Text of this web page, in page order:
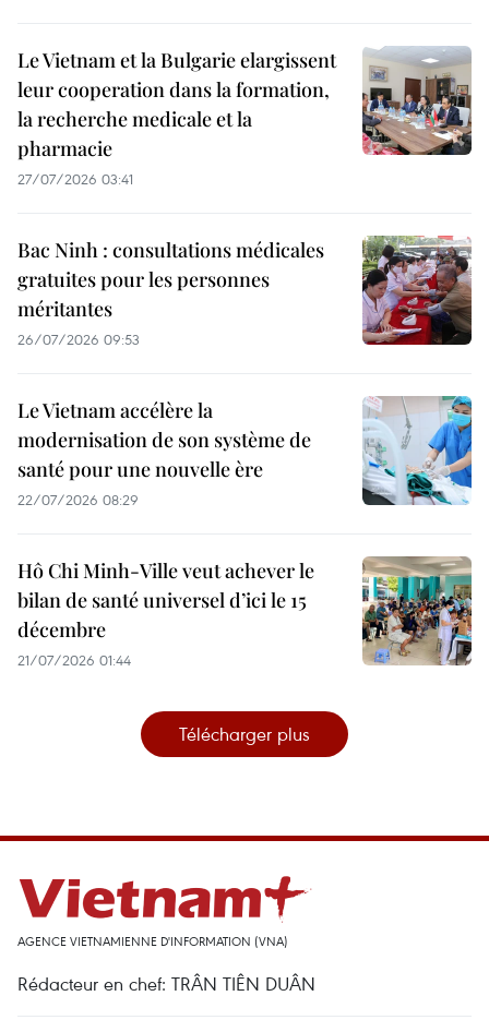
Le Vietnam et la Bulgarie elargissent
leur cooperation dans la formation,
la recherche medicale et la
pharmacie
27/07/2026 03:41
Bac Ninh : consultations médicales
gratuites pour les personnes
méritantes
26/07/2026 09:53
Le Vietnam accélère la
modernisation de son système de
santé pour une nouvelle ère
22/07/2026 08:29
Hô Chi Minh-Ville veut achever le
bilan de santé universel d’ici le 15
décembre
21/07/2026 01:44
Télécharger plus
AGENCE VIETNAMIENNE D'INFORMATION (VNA)
Rédacteur en chef: TRÂN TIÊN DUÂN